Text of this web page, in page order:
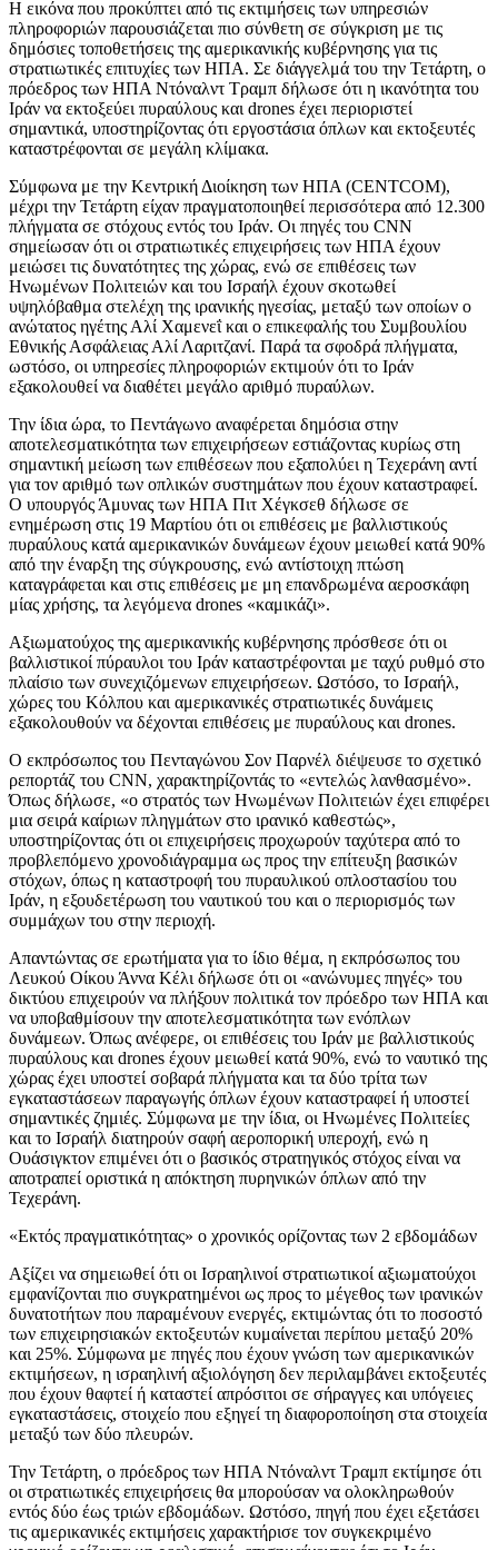
Η εικόνα που προκύπτει από τις εκτιμήσεις των υπηρεσιών
πληροφοριών παρουσιάζεται πιο σύνθετη σε σύγκριση με τις
δημόσιες τοποθετήσεις της αμερικανικής κυβέρνησης για τις
στρατιωτικές επιτυχίες των ΗΠΑ. Σε διάγγελμά του την Τετάρτη, ο
πρόεδρος των ΗΠΑ Ντόναλντ Τραμπ δήλωσε ότι η ικανότητα του
Ιράν να εκτοξεύει πυραύλους και drones έχει περιοριστεί
σημαντικά, υποστηρίζοντας ότι εργοστάσια όπλων και εκτοξευτές
καταστρέφονται σε μεγάλη κλίμακα.
Σύμφωνα με την Κεντρική Διοίκηση των ΗΠΑ (CENTCOM),
μέχρι την Τετάρτη είχαν πραγματοποιηθεί περισσότερα από 12.300
πλήγματα σε στόχους εντός του Ιράν. Οι πηγές του CNN
σημείωσαν ότι οι στρατιωτικές επιχειρήσεις των ΗΠΑ έχουν
μειώσει τις δυνατότητες της χώρας, ενώ σε επιθέσεις των
Ηνωμένων Πολιτειών και του Ισραήλ έχουν σκοτωθεί
υψηλόβαθμα στελέχη της ιρανικής ηγεσίας, μεταξύ των οποίων ο
ανώτατος ηγέτης Αλί Χαμενεΐ και ο επικεφαλής του Συμβουλίου
Εθνικής Ασφάλειας Αλί Λαριτζανί. Παρά τα σφοδρά πλήγματα,
ωστόσο, οι υπηρεσίες πληροφοριών εκτιμούν ότι το Ιράν
εξακολουθεί να διαθέτει μεγάλο αριθμό πυραύλων.
Την ίδια ώρα, το Πεντάγωνο αναφέρεται δημόσια στην
αποτελεσματικότητα των επιχειρήσεων εστιάζοντας κυρίως στη
σημαντική μείωση των επιθέσεων που εξαπολύει η Τεχεράνη αντί
για τον αριθμό των οπλικών συστημάτων που έχουν καταστραφεί.
Ο υπουργός Άμυνας των ΗΠΑ Πιτ Χέγκσεθ δήλωσε σε
ενημέρωση στις 19 Μαρτίου ότι οι επιθέσεις με βαλλιστικούς
πυραύλους κατά αμερικανικών δυνάμεων έχουν μειωθεί κατά 90%
από την έναρξη της σύγκρουσης, ενώ αντίστοιχη πτώση
καταγράφεται και στις επιθέσεις με μη επανδρωμένα αεροσκάφη
μίας χρήσης, τα λεγόμενα drones «καμικάζι».
Αξιωματούχος της αμερικανικής κυβέρνησης πρόσθεσε ότι οι
βαλλιστικοί πύραυλοι του Ιράν καταστρέφονται με ταχύ ρυθμό στο
πλαίσιο των συνεχιζόμενων επιχειρήσεων. Ωστόσο, το Ισραήλ,
χώρες του Κόλπου και αμερικανικές στρατιωτικές δυνάμεις
εξακολουθούν να δέχονται επιθέσεις με πυραύλους και drones.
Ο εκπρόσωπος του Πενταγώνου Σον Παρνέλ διέψευσε το σχετικό
ρεπορτάζ του CNN, χαρακτηρίζοντάς το «εντελώς λανθασμένο».
Όπως δήλωσε, «ο στρατός των Ηνωμένων Πολιτειών έχει επιφέρει
μια σειρά καίριων πληγμάτων στο ιρανικό καθεστώς»,
υποστηρίζοντας ότι οι επιχειρήσεις προχωρούν ταχύτερα από το
προβλεπόμενο χρονοδιάγραμμα ως προς την επίτευξη βασικών
στόχων, όπως η καταστροφή του πυραυλικού οπλοστασίου του
Ιράν, η εξουδετέρωση του ναυτικού του και ο περιορισμός των
συμμάχων του στην περιοχή.
Απαντώντας σε ερωτήματα για το ίδιο θέμα, η εκπρόσωπος του
Λευκού Οίκου Άννα Κέλι δήλωσε ότι οι «ανώνυμες πηγές» του
δικτύου επιχειρούν να πλήξουν πολιτικά τον πρόεδρο των ΗΠΑ και
να υποβαθμίσουν την αποτελεσματικότητα των ενόπλων
δυνάμεων. Όπως ανέφερε, οι επιθέσεις του Ιράν με βαλλιστικούς
πυραύλους και drones έχουν μειωθεί κατά 90%, ενώ το ναυτικό της
χώρας έχει υποστεί σοβαρά πλήγματα και τα δύο τρίτα των
εγκαταστάσεων παραγωγής όπλων έχουν καταστραφεί ή υποστεί
σημαντικές ζημιές. Σύμφωνα με την ίδια, οι Ηνωμένες Πολιτείες
και το Ισραήλ διατηρούν σαφή αεροπορική υπεροχή, ενώ η
Ουάσιγκτον επιμένει ότι ο βασικός στρατηγικός στόχος είναι να
αποτραπεί οριστικά η απόκτηση πυρηνικών όπλων από την
Τεχεράνη.
«Εκτός πραγματικότητας» ο χρονικός ορίζοντας των 2 εβδομάδων
Αξίζει να σημειωθεί ότι οι Ισραηλινοί στρατιωτικοί αξιωματούχοι
εμφανίζονται πιο συγκρατημένοι ως προς το μέγεθος των ιρανικών
δυνατοτήτων που παραμένουν ενεργές, εκτιμώντας ότι το ποσοστό
των επιχειρησιακών εκτοξευτών κυμαίνεται περίπου μεταξύ 20%
και 25%. Σύμφωνα με πηγές που έχουν γνώση των αμερικανικών
εκτιμήσεων, η ισραηλινή αξιολόγηση δεν περιλαμβάνει εκτοξευτές
που έχουν θαφτεί ή καταστεί απρόσιτοι σε σήραγγες και υπόγειες
εγκαταστάσεις, στοιχείο που εξηγεί τη διαφοροποίηση στα στοιχεία
μεταξύ των δύο πλευρών.
Την Τετάρτη, ο πρόεδρος των ΗΠΑ Ντόναλντ Τραμπ εκτίμησε ότι
οι στρατιωτικές επιχειρήσεις θα μπορούσαν να ολοκληρωθούν
εντός δύο έως τριών εβδομάδων. Ωστόσο, πηγή που έχει εξετάσει
τις αμερικανικές εκτιμήσεις χαρακτήρισε τον συγκεκριμένο